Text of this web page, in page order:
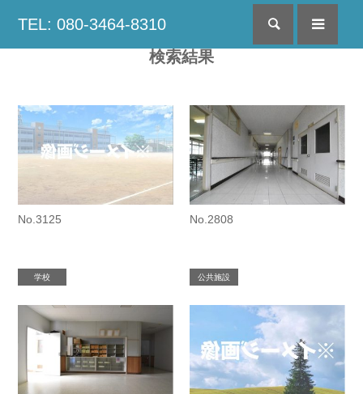
TEL: 080-3464-8310 検索
検索結果
No.3125
学校
No.2808
公共施設